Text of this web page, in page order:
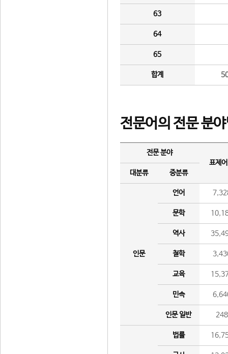
63
64
65
합계
전문어의 전문 분
전문 분야
표제
대분류
중분류
인문
언어
문학
역사
철학
교육
민속
인문 일반 248
법률